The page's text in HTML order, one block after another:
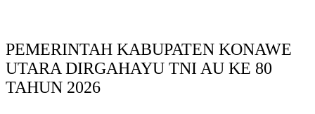
PEMERINTAH KABUPATEN KONAWE
UTARA DIRGAHAYU TNI AU KE 80
TAHUN 2026